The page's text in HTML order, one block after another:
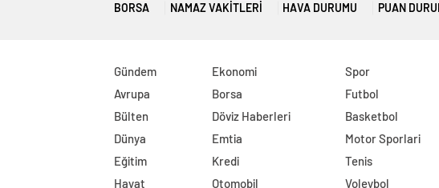
BORSA NAMAZ VAKITLERI HAVA DURUMU PUAN
Gündem
Avrupa
Bülten
Dünya
Eğitim
Hayat
Ekonomi
Borsa
Döviz Haberleri
Emtia
Kredi
Otomobil
Spor
Futbol
Basketbol
Motor Sporlari
Tenis
Voleybol